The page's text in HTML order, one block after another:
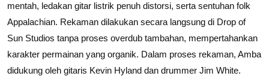
mentah, ledakan gitar listrik penuh distorsi, serta sentuhan folk
Appalachian. Rekaman dilakukan secara langsung di Drop of
Sun Studios tanpa proses overdub tambahan, mempertahankan
karakter permainan yang organik. Dalam proses rekaman, Amba
didukung oleh gitaris Kevin Hyland dan drummer Jim White.